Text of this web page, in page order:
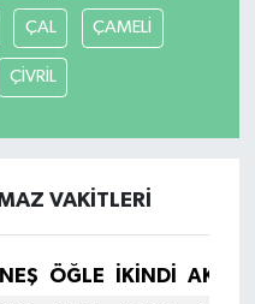
ÇAL ÇAMELİ
ÇİVRİL
VAKITLERI
ÖĞLE İKINDI